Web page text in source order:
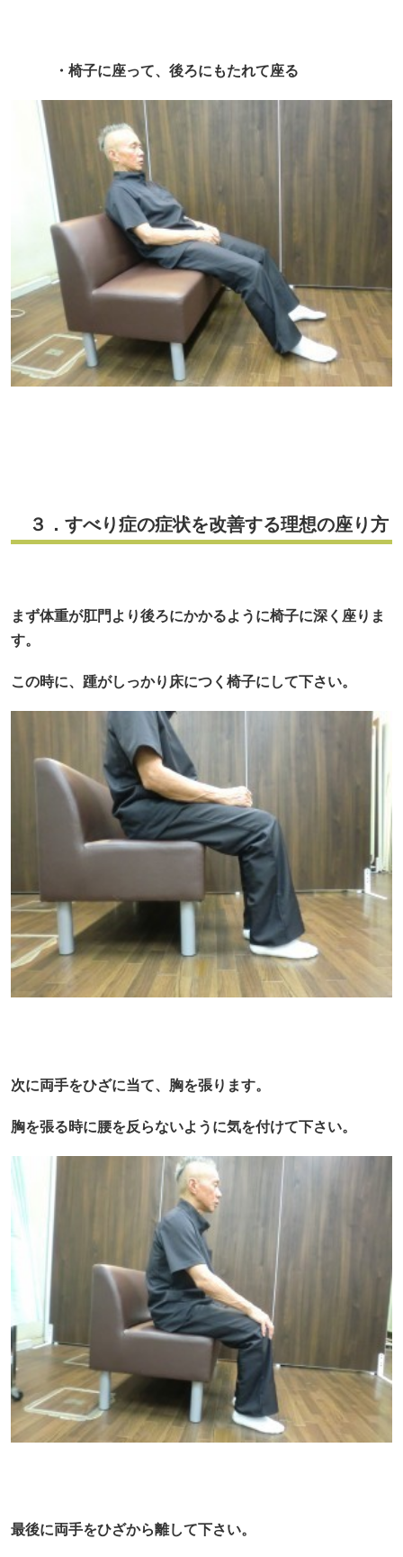
・椅子に座って、後ろにもたれて座る
３．すべり症の症状を改善する理想の座り方
まず体重が肛門より後ろにかかるように椅子に深く座りま
す。
この時に、踵がしっかり床につく椅子にして下さい。
次に両手をひざに当て、胸を張ります。
胸を張る時に腰を反らないように気を付けて下さい。
最後に両手をひざから離して下さい。